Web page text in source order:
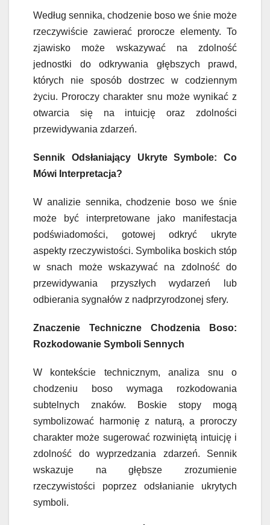
Według sennika, chodzenie boso we śnie może
rzeczywiście zawierać prorocze elementy. To
zjawisko może wskazywać na zdolność
jednostki do odkrywania głębszych prawd,
których nie sposób dostrzec w codziennym
życiu. Proroczy charakter snu może wynikać z
otwarcia się na intuicję oraz zdolności
przewidywania zdarzeń.
Sennik Odsłaniający Ukryte Symbole: Co
Mówi Interpretacja?
W analizie sennika, chodzenie boso we śnie
może być interpretowane jako manifestacja
podświadomości, gotowej odkryć ukryte
aspekty rzeczywistości. Symbolika boskich stóp
w snach może wskazywać na zdolność do
przewidywania przyszłych wydarzeń lub
odbierania sygnałów z nadprzyrodzonej sfery.
Znaczenie Techniczne Chodzenia Boso:
Rozkodowanie Symboli Sennych
W kontekście technicznym, analiza snu o
chodzeniu boso wymaga rozkodowania
subtelnych znaków. Boskie stopy mogą
symbolizować harmonię z naturą, a proroczy
charakter może sugerować rozwiniętą intuicję i
zdolność do wyprzedzania zdarzeń. Sennik
wskazuje na głębsze zrozumienie
rzeczywistości poprzez odsłanianie ukrytych
symboli.